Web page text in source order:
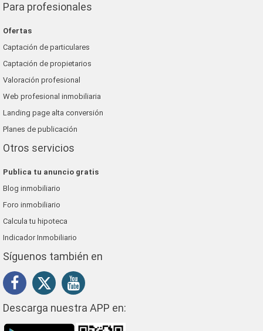
Para profesionales
Ofertas
Captación de particulares
Captación de propietarios
Valoración profesional
Web profesional inmobiliaria
Landing page alta conversión
Planes de publicación
Otros servicios
Publica tu anuncio gratis
Blog inmobiliario
Foro inmobiliario
Calcula tu hipoteca
Indicador Inmobiliario
Síguenos también en
Descarga nuestra APP en: